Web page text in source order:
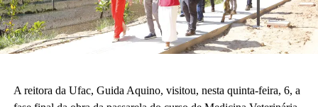
A reitora da Ufac, Guida Aquino, visitou, nesta quinta-feira, 6, a